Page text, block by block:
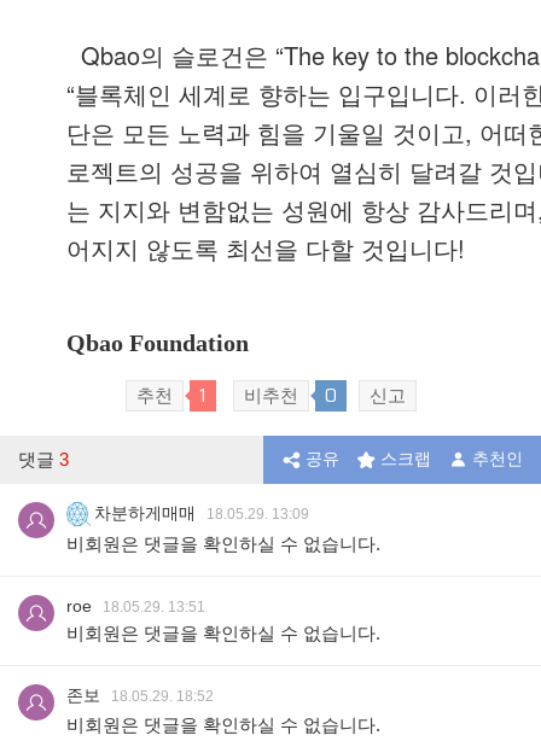
Qbao의 슬로건은 “The key to the
“블록체인 세계로 향하는 입구입니다. 이러
단은 모든 노력과 힘을 기울일 것이고, 어떠
로젝트의 성공을 위하여 열심히 달려갈 것
는 지지와 변함없는 성원에 항상 감사드리며
어지지 않도록 최선을 다할 것입니다!
Qbao Foundation
추천 1 비추천 0 신고
댓글 3 공유 스크랩 추천인
차분하게매매 18.05.29. 13:09
비회원은 댓글을 확인하실 수 없습니다.
roe 18.05.29. 13:51
비회원은 댓글을 확인하실 수 없습니다.
존보 18.05.29. 18:52
비회원은 댓글을 확인하실 수 없습니다.